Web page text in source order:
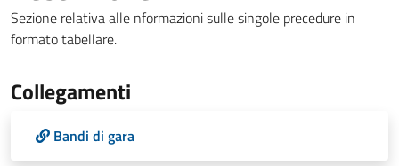
Sezione relativa alle nformazioni sulle singole precedure in
formato tabellare.
Collegamenti
Bandi di gara